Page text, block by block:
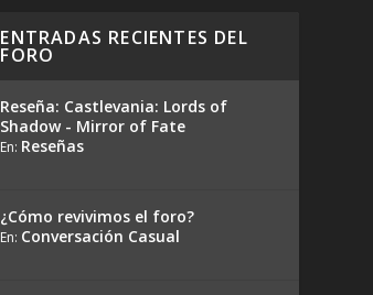
ENTRADAS RECIENTES DEL
FORO
Reseña: Castlevania: Lords of
Shadow - Mirror of Fate
En: Reseñas
¿Cómo revivimos el foro?
En: Conversación Casual